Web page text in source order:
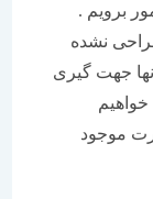
.
گیری